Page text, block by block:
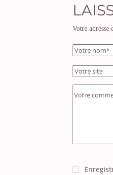
Votre adresse